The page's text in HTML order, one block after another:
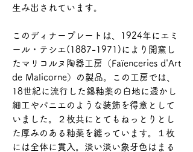
生み出されています。
このディナープレートは、1924年にエミ
ール・テシエ(1887-1971)により開窯し
たマリコルヌ陶器工房（Faïenceries d'Art
de Malicorne）の製品。この工房では、
18世紀に流行した錫釉薬の白地に透かし
細工やパニエのような装飾を得意として
いました。２枚共にとてもねっとりとし
た厚みのある釉薬を纏っています。１枚
には全体に貫入。淡い淡い象牙色はまる